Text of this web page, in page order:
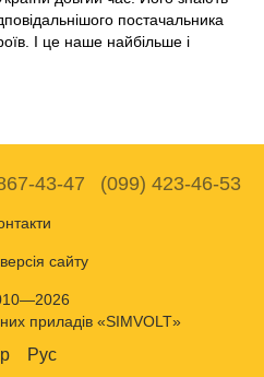
постачальника
І це наше найбільше і
43-47 (099) 423-46-53
сайту
приладів «SIMVOLT»
Рус